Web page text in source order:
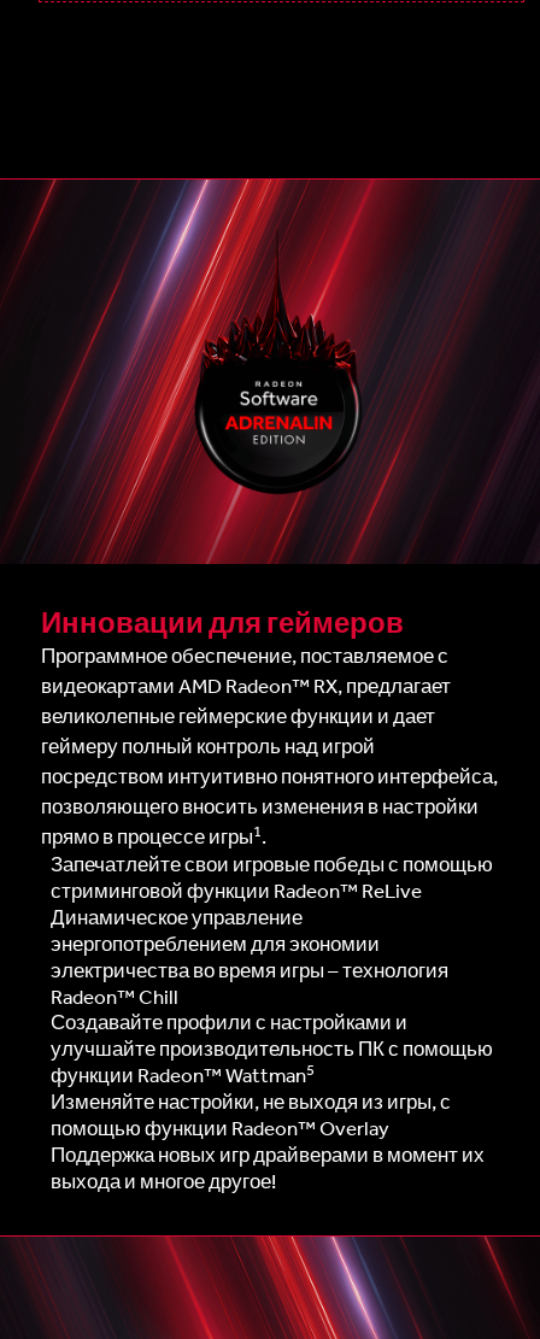
Инновации для геймеров
Программное обеспечение, поставляемое с
видеокартами AMD Radeon™ RX, предлагает
великолепные геймерские функции и дает
геймеру полный контроль над игрой
посредством интуитивно понятного интерфейса,
позволяющего вносить изменения в настройки
прямо в процессе игры1.
Запечатлейте свои игровые победы с помощью
стриминговой функции Radeon™ ReLive
Динамическое управление
энергопотреблением для экономии
электричества во время игры – технология
Radeon™ Chill
Создавайте профили с настройками и
улучшайте производительность ПК с помощью
функции Radeon™ Wattman5
Изменяйте настройки, не выходя из игры, с
помощью функции Radeon™ Overlay
Поддержка новых игр драйверами в момент их
выхода и многое другое!